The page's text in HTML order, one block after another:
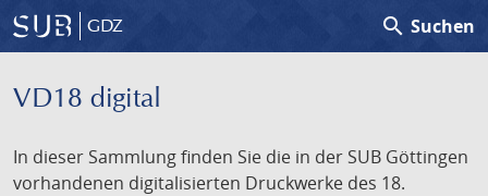
GDZ search Suchen
VD18 digital
In dieser Sammlung finden Sie die in der SUB Göttingen
vorhandenen digitalisierten Druckwerke des 18.